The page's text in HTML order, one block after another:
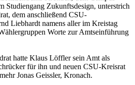
Studiengang Zukunftsdesign, unterstrich
dem anschließend CSU-
Liebhardt namens aller im Kreistag
Worte zur Amtseinführung
hatte Klaus Löffler sein Amt als
für ihn und neuen CSU-Kreisrat
Jonas Geissler, Kronach.